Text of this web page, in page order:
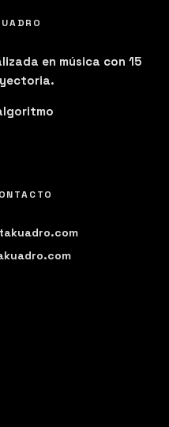
en música con 15